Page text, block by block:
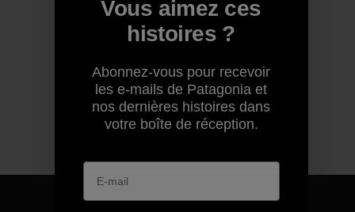
Vous aimez ces
histoires ?
Abonnez-vous pour recevoir
les e-mails de Patagonia et
nos dernières histoires dans
votre boîte de réception.